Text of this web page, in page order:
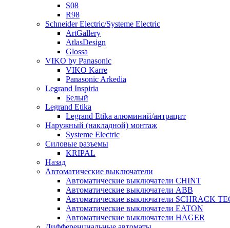
S08
R98
Schneider Electric/Systeme Electric
ArtGallery
AtlasDesign
Glossa
VIKO by Panasonic
VIKO Karre
Panasonic Arkedia
Legrand Inspiria
Белый
Legrand Etika
Legrand Etika алюминий/антрацит
Наружный (накладной) монтаж
Systeme Electric
Силовые разъемы
KRIPAL
Назад
Автоматические выключатели
Автоматические выключатели CHINT
Автоматические выключатели ABB
Автоматические выключатели SCHRACK
Автоматические выключатели EATON
Автоматические выключатели HAGER